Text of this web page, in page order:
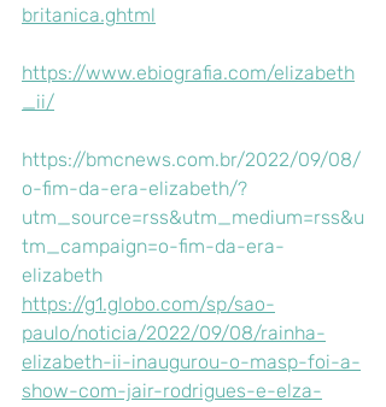
britanica.ghtml
https://www.ebiografia.com/elizabeth
_ii/
https://bmcnews.com.br/2022/09/08/
o-fim-da-era-elizabeth/?
utm_source=rss&utm_medium=rss&u
tm_campaign=o-fim-da-era-
elizabeth
https://g1.globo.com/sp/sao-
paulo/noticia/2022/09/08/rainha-
elizabeth-ii-inaugurou-o-masp-foi-a-
show-com-jair-rodrigues-e-elza-